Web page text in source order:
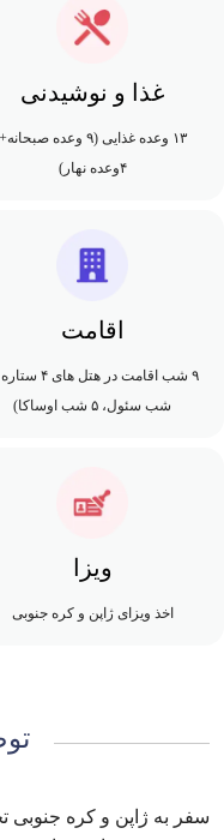
غذا و نوشیدنی
۱۳ وعده غذایی (۹ وعده صبحانه+
۴وعده نهار)
اقامت
شب سئول، ۵ شب اوساکا)
ویزا
اخذ ویزای ژاپن و کره جنوبی
سفر به ژاپن و کره جنوبی